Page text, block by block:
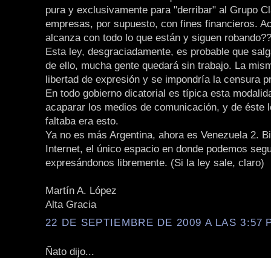
pura y exclusivamente para "derribar" al Grupo
empresas, por supuesto, con fines financieros.
alcanza con todo lo que están y siguen
Esta ley, desgraciadamente, es probable que
de ello, mucha gente quedará sin trabajo. La
libertad de expresión y se impondría la censura
En todo gobierno dicatorial es típica esta
acaparar los medios de comunicación, y de éste
faltaba era esto.
Ya no es más Argentina, ahora es Venezuela 2.
Internet, el único espacio en donde podemos
expresándonos libremente. (Si la ley sale, claro)
Martín A. López
Alta Gracia
22 DE SEPTIEMBRE DE 2009 A LAS 3:57
Ñato dijo...